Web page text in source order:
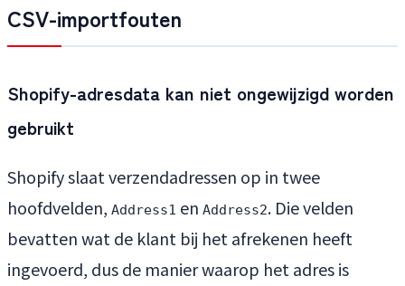
CSV-importfouten
Shopify-adresdata kan niet ongewijzigd worden
gebruikt
Shopify slaat verzendadressen op in twee
hoofdvelden, Address1 en Address2. Die velden
bevatten wat de klant bij het afrekenen heeft
ingevoerd, dus de manier waarop het adres is